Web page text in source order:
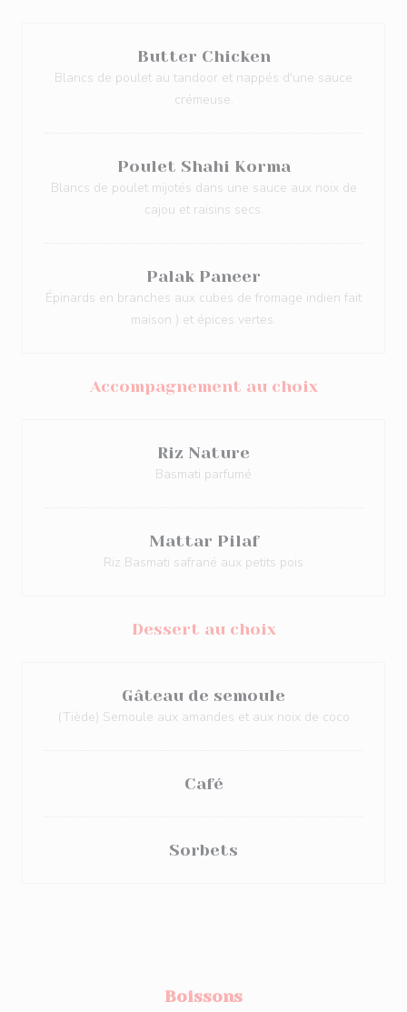
Butter Chicken
Blancs de poulet au tandoor et nappés d'une sauce
crémeuse.
Poulet Shahi Korma
Blancs de poulet mijotés dans une sauce aux noix de
cajou et raisins secs.
Palak Paneer
Épinards en branches aux cubes de fromage indien fait
maison ) et épices vertes.
Accompagnement au choix
Riz Nature
Basmati parfumé
Mattar Pilaf
Riz Basmati safrané aux petits pois
Dessert au choix
Gâteau de semoule
(Tiède) Semoule aux amandes et aux noix de coco
Café
Sorbets
Boissons